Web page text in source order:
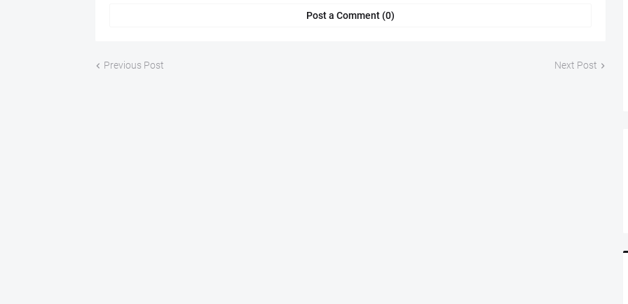
Post a Comment (0)
Previous Post Next Post